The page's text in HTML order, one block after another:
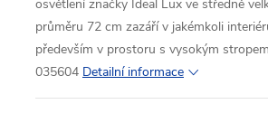
osvětlení značky Ideal Lux ve středně
průměru 72 cm zazáří v jakémkoli
především v prostoru s vysokým
035604 Detailní informace